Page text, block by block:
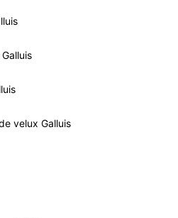
velux Galluis